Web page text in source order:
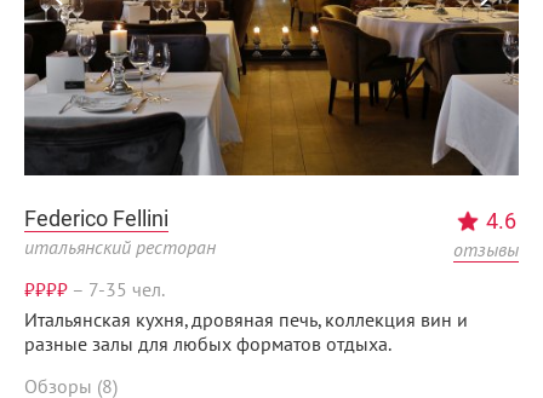
Federico Fellini
итальянский ресторан
4.6
отзывы
₽₽₽₽ – 7-35 чел.
Итальянская кухня, дровяная печь, коллекция вин и
разные залы для любых форматов отдыха.
Обзоры (8)